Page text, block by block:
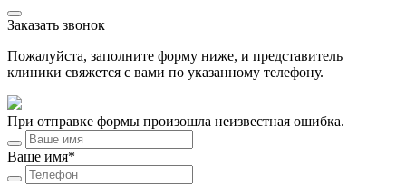
Заказать звонок
Пожалуйста, заполните форму ниже, и представитель
клиники свяжется с вами по указанному телефону.
При отправке формы произошла неизвестная ошибка.
Ваше имя*